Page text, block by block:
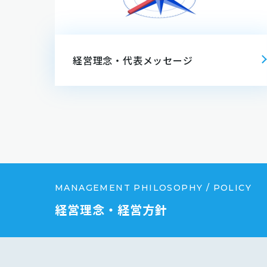
経営理念・代表メッセージ
MANAGEMENT PHILOSOPHY / POLICY
経営理念・経営方針